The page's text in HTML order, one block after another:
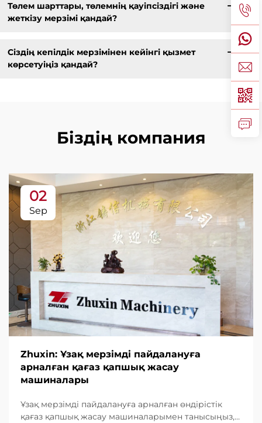
Төлем шарттары, төлемнің қауіпсіздігі және
жеткізу мерзімі қандай?
Сіздің кепілдік мерзімінен кейінгі қызмет
көрсетуіңіз қандай?
Біздің компания
02
Sep
Zhuxin: Ұзақ мерзімді пайдалануға
арналған қағаз қапшық жасау
машиналары
Ұзақ мерзімді пайдалануға арналған өндірістік
қағаз қапшық жасау машиналарымен танысыңыз,